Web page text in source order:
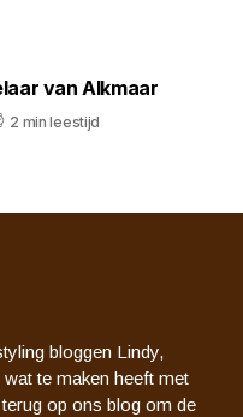
van Alkmaar
2 min leestijd
bloggen Lindy,
te maken heeft met
op ons blog om de